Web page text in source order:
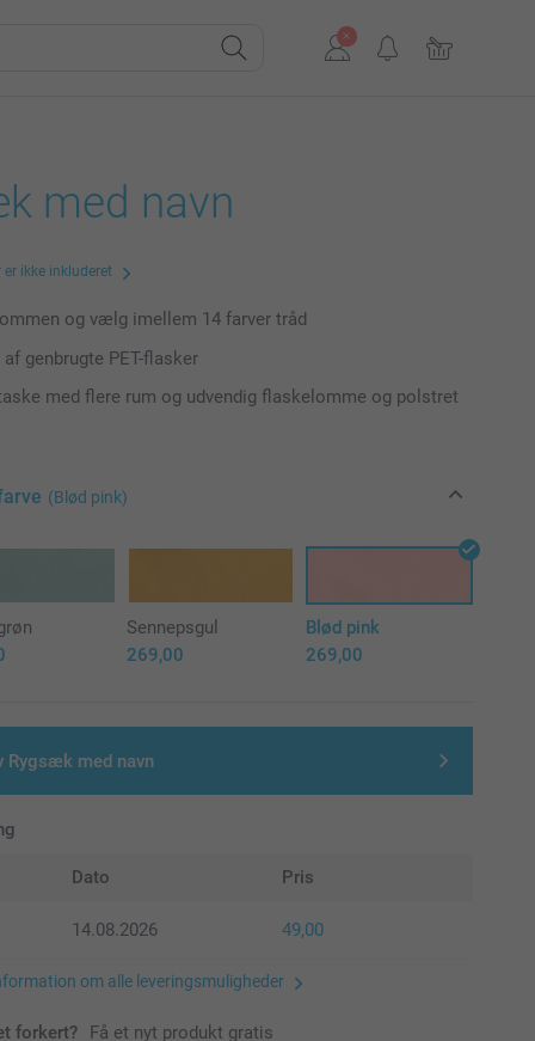
med navn
ikke inkluderet
og vælg imellem 14 farver tråd
genbrugte PET-flasker
med flere rum og udvendig flaskelomme og polstret
(Blød pink)
Sennepsgul
269,00
Blød pink
269,00
Rygsæk med navn
Dato Pris
14.08.2026 49,00
om alle leveringsmuligheder
forkert? Få et nyt produkt gratis